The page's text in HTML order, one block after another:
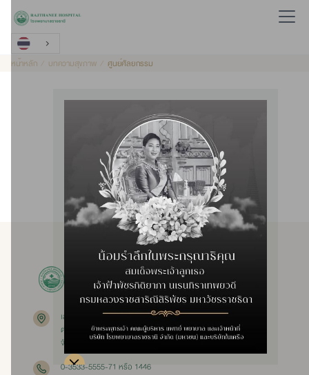
หน้าหลัก บทความสุขภาพ ศูนย์ศัลยกรรม
เลขที่ 111 หมู่ 3
ตำบลคลองสวนพลู อำเภอพระนครศรีอยุธยา
จังหวัดพระนครศรีอยุธยา 13000
0-3533-5555-71 หรือ 1446